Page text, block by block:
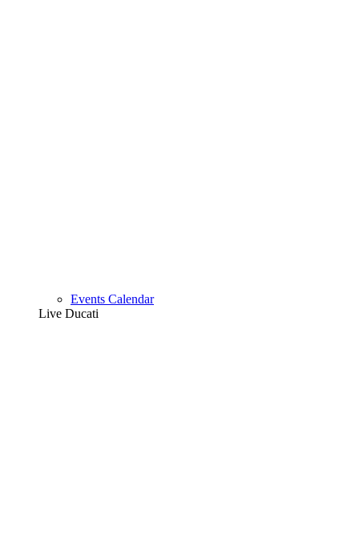
Events Calendar
Live Ducati